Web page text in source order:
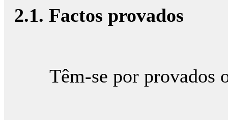
2.1. Factos provados
Têm-se por provados